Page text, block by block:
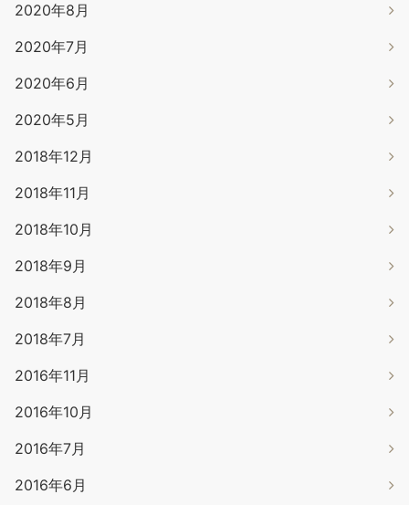
2020年8月
2020年7月
2020年6月
2020年5月
2018年12月
2018年11月
2018年10月
2018年9月
2018年8月
2018年7月
2016年11月
2016年10月
2016年7月
2016年6月